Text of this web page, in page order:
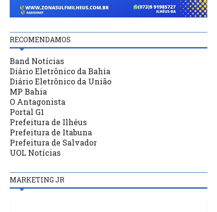
RECOMENDAMOS
Band Notícias
Diário Eletrônico da Bahia
Diário Eletrônico da União
MP Bahia
O Antagonista
Portal G1
Prefeitura de Ilhéus
Prefeitura de Itabuna
Prefeitura de Salvador
UOL Notícias
MARKETING JR